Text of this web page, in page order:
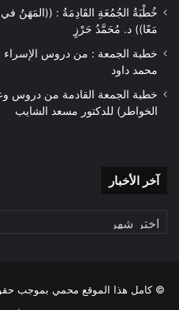
خُطْبَةُ الجُمُعَةِ القَادِمَةُ : ((المَهَنُ في
مَعًا)) د. مُحَمَّدُ حَرْزٍ
خطبة الجمعة : من دروس الإسراء
محمد داود
خطبة الجمعة القادمة من دروس
الخواطر) للدكتور مسعد الشايب
آخر الأخبار
© كامل هذا الموقع محمي بموجب